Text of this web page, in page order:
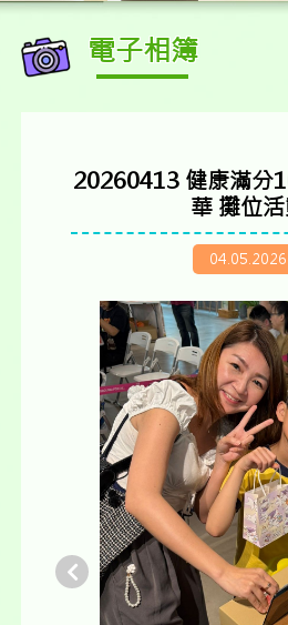
電子相簿
20260413 健康滿分
華 攤位
04.05.2026